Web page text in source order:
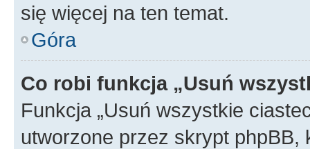
się więcej na ten temat.
Góra
Co robi funkcja „Usuń
Funkcja „Usuń wszystkie
utworzone przez skrypt